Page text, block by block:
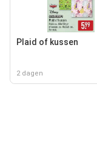
Plaid of kussen
2 dagen